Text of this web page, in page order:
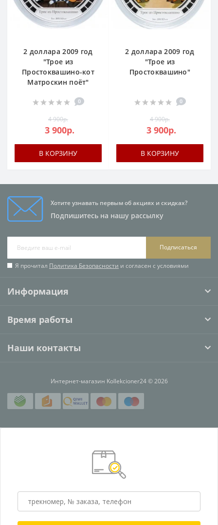
2 доллара 2009 год
"Трое из
Простоквашино-кот
Матроскин поёт"
0
4 900р.
3 900р.
В КОРЗИНУ
2 доллара 2009 год
"Трое из
Простоквашино"
0
4 900р.
3 900р.
В КОРЗИНУ
Хотите узнавать первым об акциях и скидках?
Подпишитесь на нашу рассылку
Подписаться
Я прочитал Политика Безопасности и согласен с условиями
Информация
Время работы
Наши контакты
Интернет-магазин Kollekcioner24 © 2026